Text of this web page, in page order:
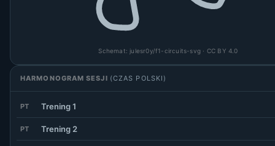
Schemat: julesr0y/f1-circuits-svg · CC BY 4.0
HARMONOGRAM SESJI (CZAS POLSKI)
PT Trening 1
PT Trening 2